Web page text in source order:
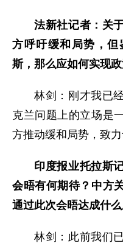
法新社记者：关
方呼吁缓和局势，但
斯，那么应如何实现政
林剑：刚才我已
克兰问题上的立场是
方推动缓和局势，致力
印度报业托拉斯
会晤有何期待？中方
通过此次会晤达成什么
林剑：此前我们